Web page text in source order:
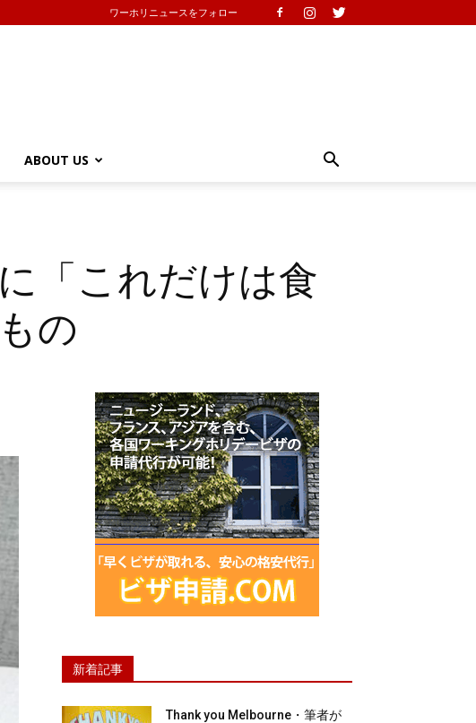
ワーホリニュースをフォロー
ABOUT US
「これだけは食
の
新着記事
Thank you Melbourne・筆者が